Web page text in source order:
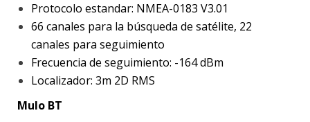
Protocolo estandar: NMEA-0183 V3.01
66 canales para la búsqueda de satélite, 22
canales para seguimiento
Frecuencia de seguimiento: -164 dBm
Localizador: 3m 2D RMS
Mulo BT